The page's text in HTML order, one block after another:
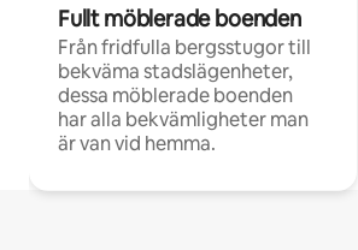
Fullt möblerade boenden
Från fridfulla bergsstugor till
bekväma stadslägenheter,
dessa möblerade boenden
har alla bekvämligheter man
är van vid hemma.